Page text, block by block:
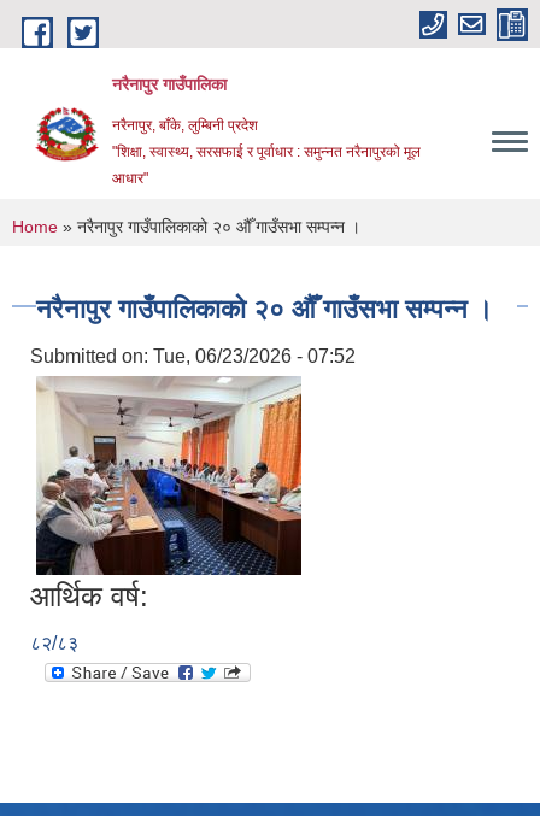
Skip to main content
नरैनापुर गाउँपालिका
नरैनापुर, बाँके, लुम्बिनी प्रदेश
"शिक्षा, स्वास्थ्य, सरसफाई र पूर्वाधार : समुन्नत नरैनापुरको मूल
आधार"
You are here
Home » नरैनापुर गाउँपालिकाको २० औँ गाउँसभा सम्पन्न ।
नरैनापुर गाउँपालिकाको २० औँ गाउँसभा सम्पन्न ।
Submitted on: Tue, 06/23/2026 - 07:52
आर्थिक वर्ष:
८२/८३